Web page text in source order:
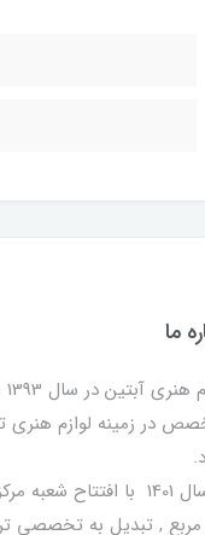
ما
در زمینه لوازم هنری
مربع , تبدیل به تخصصی